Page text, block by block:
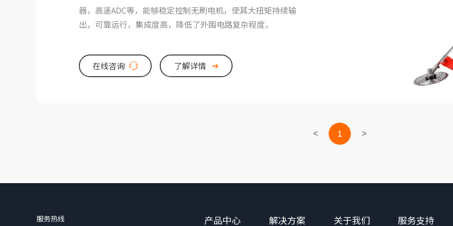
器，高速ADC等，能够稳定控制无刷电机，使其大扭矩持续输
出，可靠运行，集成度高，降低了外围电路复杂程度。
在线咨询 了解详情
< 1 >
服务热线 产品中心 解决方案 关于我们 服务支持